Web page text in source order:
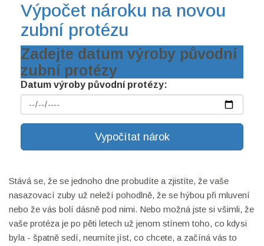
Výpočet nároku na novou
zubní protézu
Zadejte datum výroby původní
zubní protézy
Datum výroby původní protézy:
Vypočítat nárok
Stává se, že se jednoho dne probudíte a zjistíte, že vaše
nasazovací zuby už neleží pohodlně, že se hýbou při mluvení
nebo že vás bolí dásně pod nimi. Nebo možná jste si všimli, že
vaše protéza je po pěti letech už jenom stínem toho, co kdysi
byla - špatně sedí, neumíte jíst, co chcete, a začíná vás to